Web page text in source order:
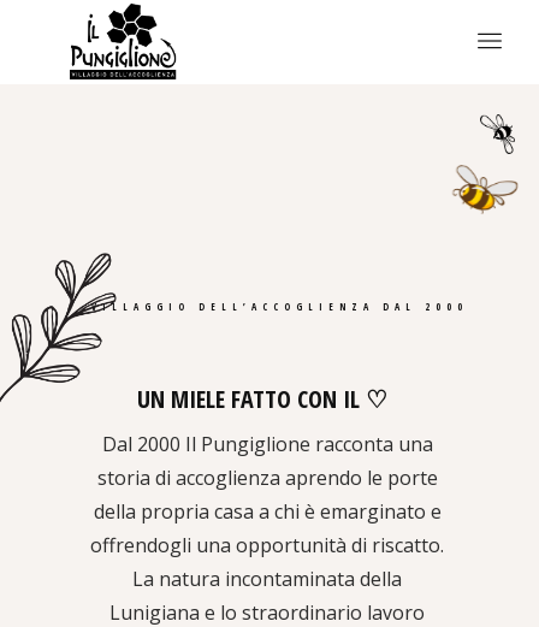
UN MIELE FATTO CON IL ♡
VILLAGGIO DELL’ACCOGLIENZA DAL 2000
Dal 2000 Il Pungiglione racconta una
storia di accoglienza aprendo le porte
della propria casa a chi è emarginato e
offrendogli una opportunità di riscatto.
La natura incontaminata della
Lunigiana e lo straordinario lavoro